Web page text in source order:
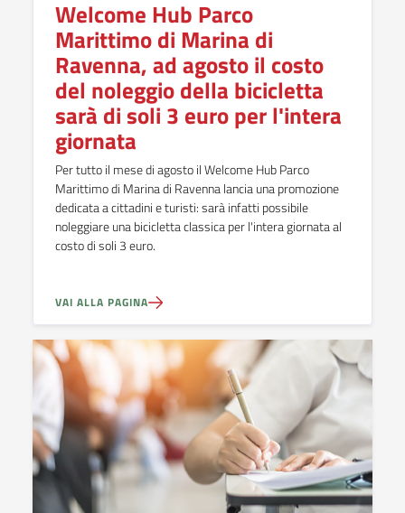
Welcome Hub Parco
Marittimo di Marina di
Ravenna, ad agosto il costo
del noleggio della bicicletta
sarà di soli 3 euro per l'intera
giornata
Per tutto il mese di agosto il Welcome Hub Parco
Marittimo di Marina di Ravenna lancia una promozione
dedicata a cittadini e turisti: sarà infatti possibile
noleggiare una bicicletta classica per l'intera giornata al
costo di soli 3 euro.
VAI ALLA PAGINA